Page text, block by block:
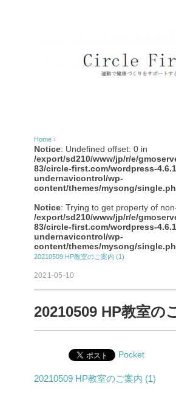
Home ›
Notice: Undefined offset: 0 in
/export/sd210/www/jp/r/e/
83/circle-first.com/wordpress-
undernavicontrol/wp-
content/themes/mysong/
Notice: Trying to get property of
/export/sd210/www/jp/r/e/
83/circle-first.com/wordpress-
undernavicontrol/wp-
content/themes/mysong/
20210509 HP教室のご案内 (1)
2021-05-10
20210509 HP教室の
Pocket
20210509 HP教室のご案内 (1)